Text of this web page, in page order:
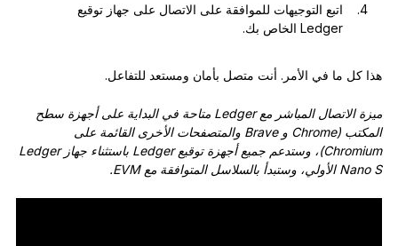
اتبع التوجيهات للموافقة على الاتصال على جهاز توقيع
Ledger الخاص بك.
هذا كل ما في الأمر. أنت متصل بأمان ومستعد للتفاعل.
ميزة الاتصال المباشر مع Ledger متاحة في البداية على أجهزة سطح
المكتب (Chrome و Brave والمتصفحات الأخرى القائمة على
Chromium)، وستدعم جميع أجهزة توقيع Ledger باستثناء جهاز Ledger
Nano S الأولي، وستبدأ بالسلاسل المتوافقة مع EVM.